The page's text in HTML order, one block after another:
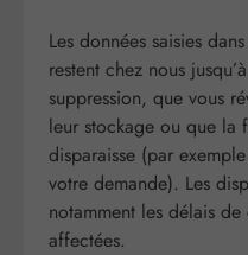
Les données saisies
restent chez nous
suppression, que vous
leur stockage ou que la
disparaisse (par
votre demande). Les
notamment les délais
affectées.